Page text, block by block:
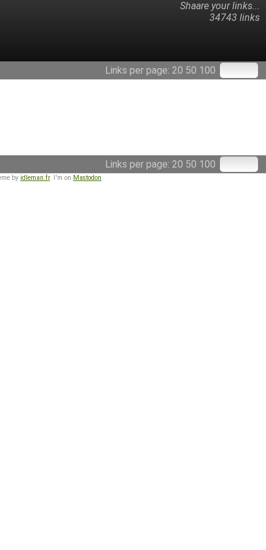
Shaare your links...
34743 links
Links per page: 20 50 100
Links per page: 20 50 100
by idleman.fr. I'm on Mastodon.